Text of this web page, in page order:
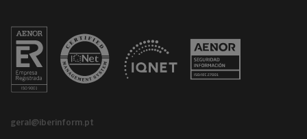
geral@iberinform.pt